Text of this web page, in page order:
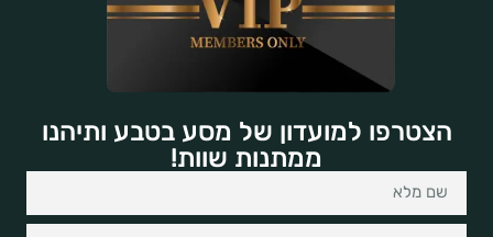
הצטרפו למועדון של מסע בטבע ותיהנו
ממתנות שוות!